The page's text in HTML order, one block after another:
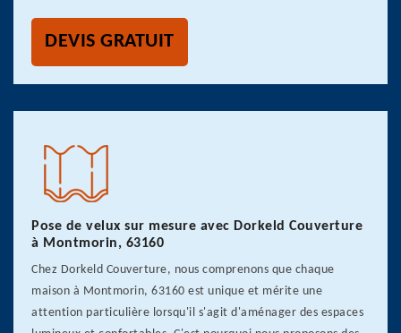
DEVIS GRATUIT
Pose de velux sur mesure avec Dorkeld Couverture
à Montmorin, 63160
Chez Dorkeld Couverture, nous comprenons que chaque
maison à Montmorin, 63160 est unique et mérite une
attention particulière lorsqu'il s'agit d'aménager des espaces